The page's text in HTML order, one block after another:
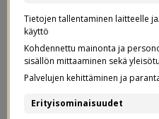
Postaus on tehty
yhteistyössä
Indieplacen kanssa.
Tietojen tallentaminen laitteelle
käyttö
Kohdennettu mainonta ja
sisällön mittaaminen sekä
Palvelujen kehittäminen ja
Erityisominaisuudet